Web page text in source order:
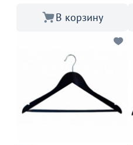
В корзину